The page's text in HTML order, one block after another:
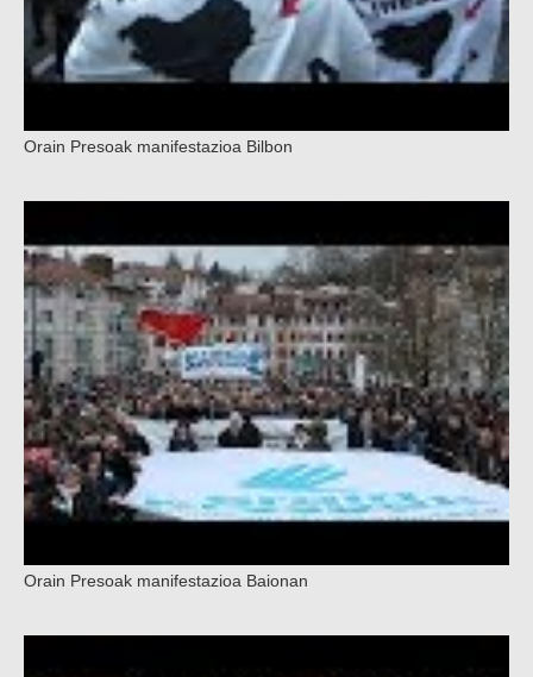
Orain Presoak manifestazioa Bilbon
Orain Presoak manifestazioa Baionan